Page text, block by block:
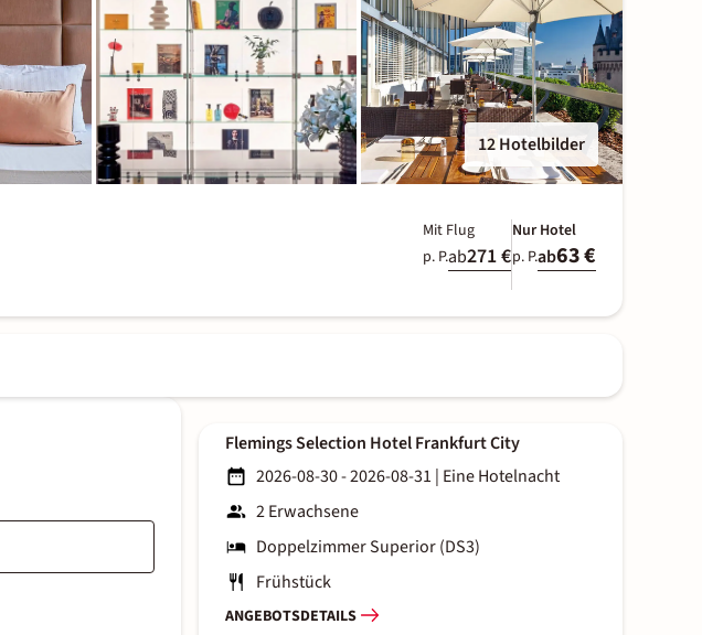
12 Hotelbilder
Mit Flug
p. P.ab271 €
Nur Hotel
p. P.ab63 €
Flemings Selection Hotel Frankfurt City
2026-08-30 - 2026-08-31 | Eine Hotelnacht
2 Erwachsene
Doppelzimmer Superior (DS3)
Frühstück
ANGEBOTSDETAILS